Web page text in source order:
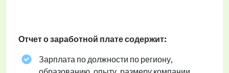
Отчет о заработной плате содержит:
Зарплата по должности по региону,